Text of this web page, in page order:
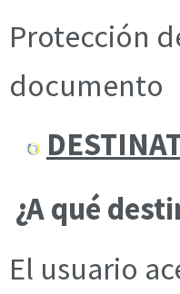
Protección
documento
¿A qué
El usuario